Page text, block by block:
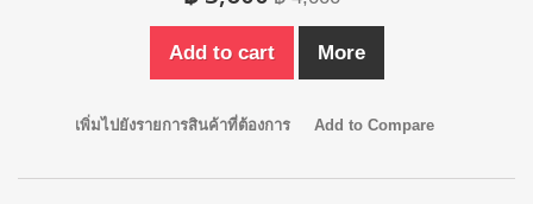
Add to cart More
เพิ่มไปยังรายการสินค้าที่ต้องการ Add to Compare